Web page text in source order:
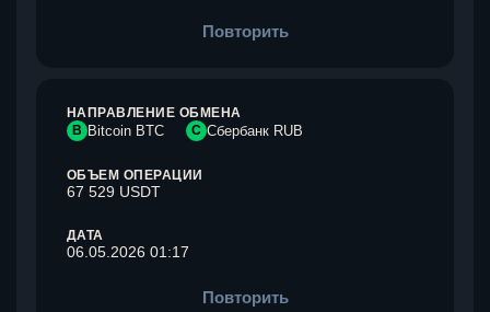
Повторить
НАПРАВЛЕНИЕ ОБМЕНА
B Bitcoin BTC С Сбербанк RUB
ОБЪЕМ ОПЕРАЦИИ
67 529 USDT
ДАТА
06.05.2026 01:17
Повторить